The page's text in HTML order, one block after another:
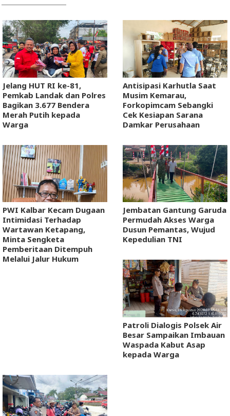
Jelang HUT RI ke-81,
Pemkab Landak dan Polres
Bagikan 3.677 Bendera
Merah Putih kepada
Warga
Antisipasi Karhutla Saat
Musim Kemarau,
Forkopimcam Sebangki
Cek Kesiapan Sarana
Damkar Perusahaan
PWI Kalbar Kecam Dugaan
Intimidasi Terhadap
Wartawan Ketapang,
Minta Sengketa
Pemberitaan Ditempuh
Melalui Jalur Hukum
Jembatan Gantung Garuda
Permudah Akses Warga
Dusun Pemantas, Wujud
Kepedulian TNI
Patroli Dialogis Polsek Air
Besar Sampaikan Imbauan
Waspada Kabut Asap
kepada Warga